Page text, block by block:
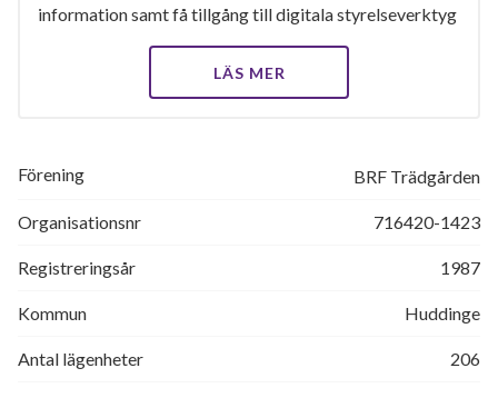
information samt få tillgång till digitala styrelseverktyg
LÄS MER
Förening BRF Trädgården
Organisationsnr 716420-1423
Registreringsår 1987
Kommun Huddinge
Antal lägenheter 206